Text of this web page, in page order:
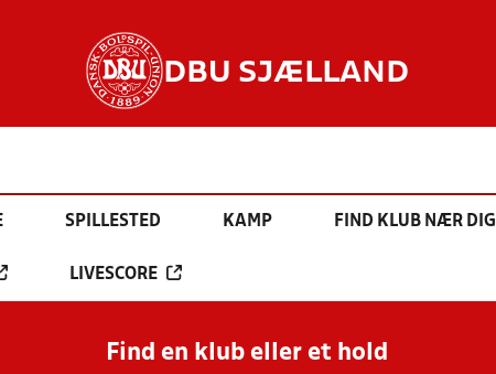
DBU SJÆLLAND
SPILLESTED KAMP FIND KLUB NÆR DIG
LIVESCORE
Find en klub eller et hold